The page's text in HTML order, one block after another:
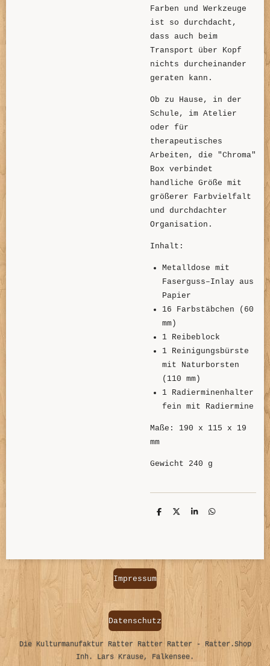
Farben und Werkzeuge
ist so durchdacht,
dass auch beim
Transport über Kopf
nichts durcheinander
geraten kann.
Ob zu Hause, in der
Schule, im Atelier
oder für
therapeutisches
Arbeiten, die "Chroma"
Box verbindet
handliche Größe mit
größerer Farbvielfalt
und durchdachter
Organisation.
Inhalt:
Metalldose mit
Faserguss–Inlay aus
Papier
16 Farbstäbchen (60
mm)
1 Reibeblock
1 Reinigungsbürste
mit Naturborsten
(110 mm)
1 Radierminenhalter
fein mit Radiermine
Maße: 190 x 115 x 19
mm
Gewicht 240 g
T
T
T
T
Impressum
Datenschutz
Die Kulturmanufaktur Ratter Ratter Ratter - Ratter.Shop
Inh. Lars Krause, Falkensee.